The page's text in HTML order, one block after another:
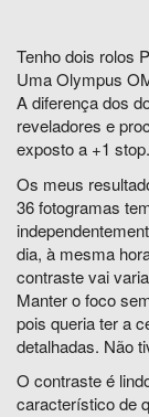
Tenho dois rolos
Uma Olympus
A diferença dos
reveladores e
exposto a +1 stop.
Os meus
36 fotogramas
dia, à mesma
contraste vai
Manter o foco
pois queria ter a
detalhadas. Não
O contraste é
característico de